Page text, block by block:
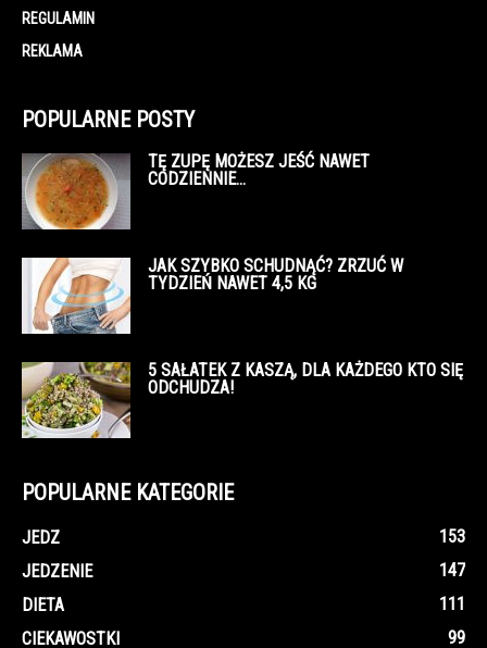
REGULAMIN
REKLAMA
POPULARNE POSTY
TĘ ZUPĘ MOŻESZ JEŚĆ NAWET
CODZIENNIE…
JAK SZYBKO SCHUDNĄĆ? ZRZUĆ W
TYDZIEŃ NAWET 4,5 KG
5 SAŁATEK Z KASZĄ, DLA KAŻDEGO KTO SIĘ
ODCHUDZA!
POPULARNE KATEGORIE
JEDZ
153
JEDZENIE
147
DIETA
111
CIEKAWOSTKI
99